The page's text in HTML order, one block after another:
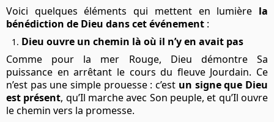
Voici quelques éléments qui mettent en lumière la
bénédiction de Dieu dans cet événement :
Dieu ouvre un chemin là où il n’y en avait pas
Comme pour la mer Rouge, Dieu démontre Sa
puissance en arrêtant le cours du fleuve Jourdain. Ce
n’est pas une simple prouesse : c’est un signe que Dieu
est présent, qu’Il marche avec Son peuple, et qu’Il ouvre
le chemin vers la promesse.